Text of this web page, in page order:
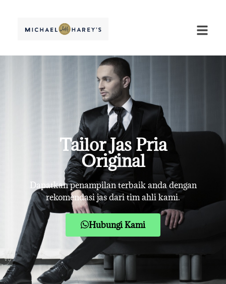
Tailor Jas Pria
Original
Dapatkan penampilan terbaik anda dengan
rekomendasi jas dari tim ahli kami.
Hubungi Kami